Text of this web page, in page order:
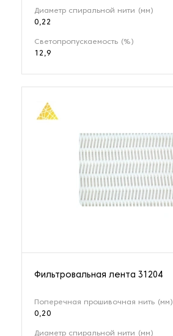
Диаметр спиральной нити (мм)
0,22
Светопропускаемость (%)
12,9
Фильтровальная лента 31204
Поперечная прошивочная нить (мм)
0,20
Диаметр спиральной нити (мм)